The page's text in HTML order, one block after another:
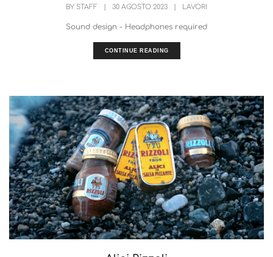
BY STAFF 30 AGOSTO 2023 LAVORI
Sound design - Headphones required
CONTINUE READING